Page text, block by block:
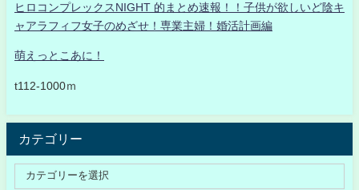
ヒロコンプレックスNIGHT 的まとめ速報！！子供が欲しいど陰キ
ャアラフィフ女子のめざせ！専業主婦！婚活計画編
萌えっとこあに！
t112-1000ｍ
カテゴリー